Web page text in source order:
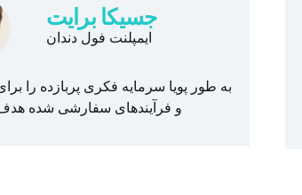
جسیکا برایت
ایمپلنت فول دندان
به طور پویا سرمایه فکری پربازده را
و فرآیندهای سفارشی شده